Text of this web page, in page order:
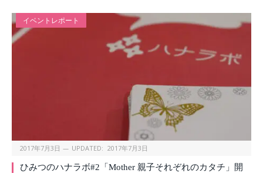
イベントレポート
2017年7月3日 UPDATED: 2017年7月3日
ひみつのハナラボ#2「Mother 親子それぞれのカタチ」開